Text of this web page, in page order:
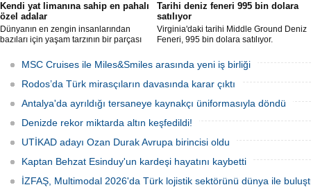
Kendi yat limanına sahip en pahalı
özel adalar
Dünyanın en zengin insanlarından
bazıları için yaşam tarzının bir parçası
zamanda kendi yat limanı, helikopter
pisti ve seçkin villaları da içeren koca bir
özel adadır.
Tarihi deniz feneri 995 bin dolara
satılıyor
Virginia'daki tarihi Middle Ground Deniz
Feneri, 995 bin dolara satılıyor.
üretebilen bir yaşam alanına
dönüştürüldü.
MSC Cruises ile Miles&Smiles arasında yeni iş birliği
Rodos’da Türk mirasçıların davasında karar çıktı
Antalya'da ayrıldığı tersaneye kaynakçı üniformasıyla döndü
Denizde rekor miktarda altın keşfedildi!
UTİKAD adayı Ozan Durak Avrupa birincisi oldu
Kaptan Behzat Esinduy'un kardeşi hayatını kaybetti
İZFAŞ, Multimodal 2026'da Türk lojistik sektörünü dünya ile